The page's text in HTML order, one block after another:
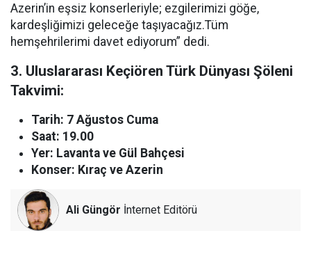
Azerin’in eşsiz konserleriyle; ezgilerimizi göğe,
kardeşliğimizi geleceğe taşıyacağız.Tüm
hemşehrilerimi davet ediyorum” dedi.
3. Uluslararası Keçiören Türk Dünyası Şöleni
Takvimi:
Tarih: 7 Ağustos Cuma
Saat: 19.00
Yer: Lavanta ve Gül Bahçesi
Konser: Kıraç ve Azerin
Ali Güngör İnternet Editörü